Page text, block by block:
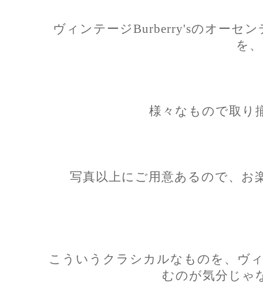
ヴィンテージBurberry'sのオーセ
を、
様々なもので取り
写真以上にご用意あるので、お
こういうクラシカルなものを、ヴ
むのが気分じゃ